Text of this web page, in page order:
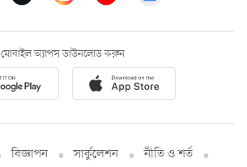
মোবাইল অ্যাপস ডাউনলোড করুন
বিজ্ঞাপন সার্কুলেশন
নীতি ও শর্ত